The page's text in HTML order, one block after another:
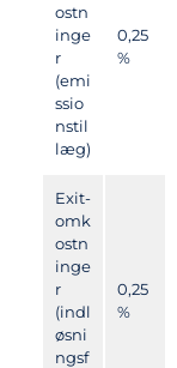
ostn
inge
r
(emi
ssio
nstil
læg)
0,25
%
Exit-
omk
ostn
inge
r
(indl
øsni
ngsf
0,25
%